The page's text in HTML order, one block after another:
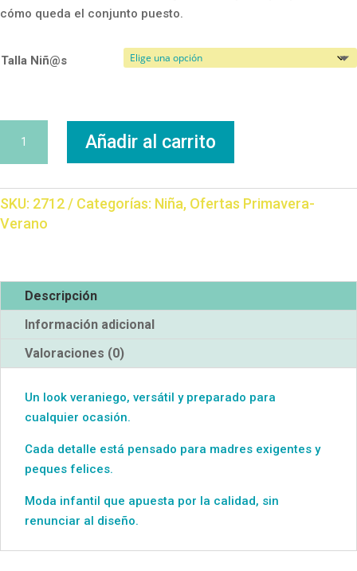
cómo queda el conjunto puesto.
Talla Niñ@s
Volantes
Añadir al carrito
SKU: 2712 Categorías: Niña, Ofertas Primavera-
Verano
Descripción
Información adicional
Valoraciones (0)
Un look veraniego, versátil y preparado para
cualquier ocasión.
Cada detalle está pensado para madres exigentes y
peques felices.
Moda infantil que apuesta por la calidad, sin
renunciar al diseño.